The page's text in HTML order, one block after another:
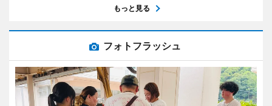
もっと見る
フォトフラッシュ